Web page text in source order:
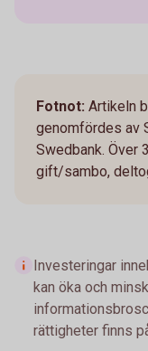
Fotnot: Artikeln
genomfördes av
Swedbank. Över
gift/sambo,
Investeringar
kan öka och
rättigheter finns